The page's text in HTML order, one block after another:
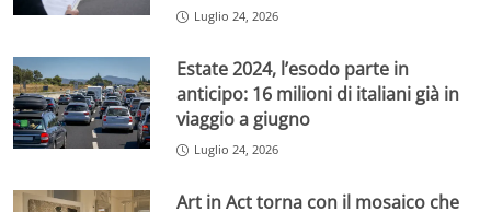
Luglio 24, 2026
Estate 2024, l’esodo parte in
anticipo: 16 milioni di italiani già in
viaggio a giugno
Luglio 24, 2026
Art in Act torna con il mosaico che